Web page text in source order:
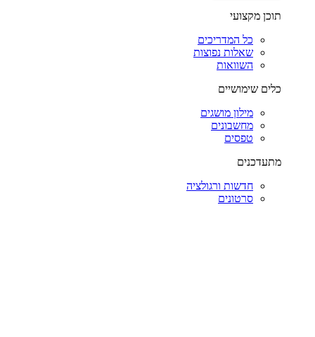
תוכן מקצועי
כל המדריכים
שאלות נפוצות
השוואות
כלים שימושיים
מילון מושגים
מחשבונים
טפסים
מתעדכנים
חדשות ורגולציה
סרטונים